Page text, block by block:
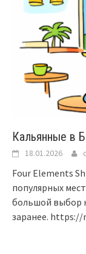
Кальянные в
18.01.2026
Four Elements
популярных
большой выбор
заранее. https://